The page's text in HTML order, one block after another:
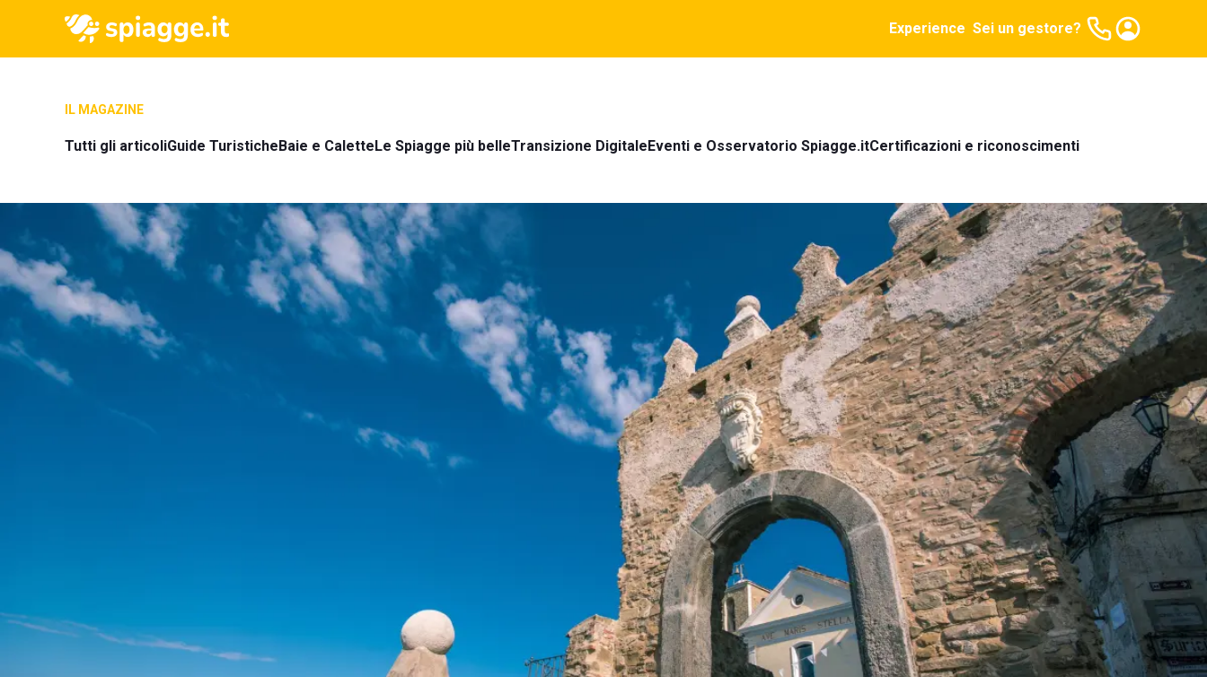
Experience Sei un gestore?
IL MAGAZINE
Tutti gli articoliGuide TuristicheBaie e CaletteLe Spiagge più belleTransizione DigitaleEventi e Osservatorio Spiagge.itCertificazioni e riconoscimenti